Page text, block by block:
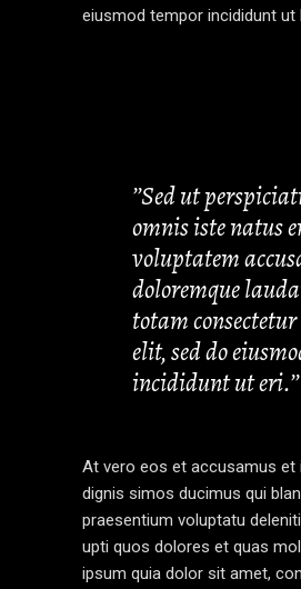
eiusmod tempor incididunt ut
’’Sed ut
omnis iste natus
voluptatem
doloremque
totam
elit, sed do
incididunt ut eri.’’
At vero eos et accusamus et
dignis simos ducimus qui
praesentium voluptatu
upti quos dolores et quas
ipsum quia dolor sit amet,